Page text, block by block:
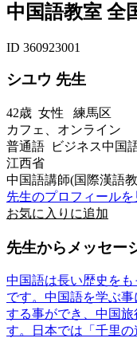
中国語教室 全
ID 360923001
シユウ 先生
42歳 女性 練馬区
カフェ、オンライン
普通語 ビジネス中国
江西省
中国語講師(国際漢語
先生のプロフィールを
お気に入りに追加
先生からメッセー
中国語は長い歴史を
です。中国語を学ぶ
する事ができ、中国
す。日本では「千里